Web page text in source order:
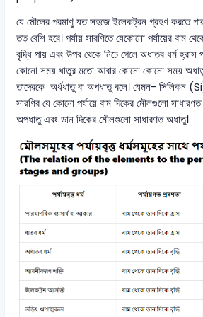
যে মৌলের পরমাণু যত সহজে ইলেকট্রন গ্রহণ করতে
তত বেশি হবে। পর্যায় সারণিতে যেকোনো পর্যায়ের বাম
বৃদ্ধি পায় এবং উপর থেকে নিচে গেলে অধাতব ধর্ম
কোনো সময় ধাতুর মতো আবার কোনো কোনো সময়
তাদেরকে অর্ধধাতু বা অপধাতু বলে। যেমন- সিলিকন
সারণির যে কোনো পর্যায়ে বাম দিকের মৌলগুলো
অপধাতু এবং ডান দিকের মৌলগুলো সাধারণত অধাতু।